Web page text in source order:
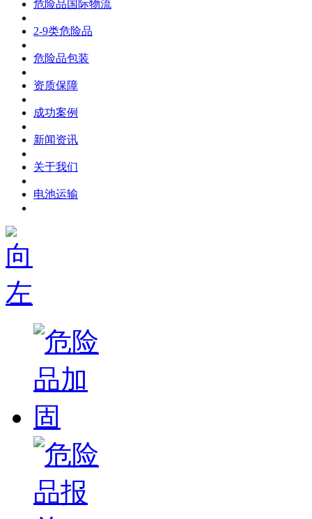
危险品国际物流
2-9类危险品
危险品包装
资质保障
成功案例
新闻资讯
关于我们
电池运输